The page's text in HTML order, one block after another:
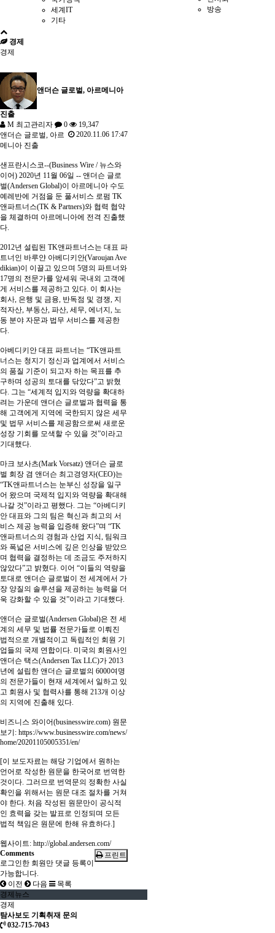
세계IT
기타
방송
경제
경제
앤더슨 글로벌, 아르메니아
진출
M 최고관리자 0
19,347
2020.11.06 17:47
앤더슨 글로벌, 아르
메니아 진출
샌프란시스코--(Business Wire / 뉴스와
이어) 2020년 11월 06일 -- 앤더슨 글로
벌(Andersen Global)이 아르메니아 수도
예레반에 거점을 둔 풀서비스 로펌 TK
앤파트너스(TK & Partners)와 협력 협약
을 체결하며 아르메니아에 전격 진출했
다.
2012년 설립된 TK앤파트너스는 대표 파
트너인 바루얀 아베디키안(Varoujan Ave
dikian)이 이끌고 있으며 5명의 파트너와
17명의 전문가를 앞세워 국내외 고객에
게 서비스를 제공하고 있다. 이 회사는
회사, 은행 및 금융, 반독점 및 경쟁, 지
적자산, 부동산, 파산, 세무, 에너지, 노
동 분야 자문과 법무 서비스를 제공한
다.
아베디키안 대표 파트너는 “TK앤파트
너스는 청지기 정신과 업계에서 서비스
의 품질 기준이 되고자 하는 목표를 추
구하며 성공의 토대를 닦았다”고 밝혔
다. 그는 “세계적 입지와 역량을 확대하
려는 가운데 앤더슨 글로벌과 협력을 통
해 고객에게 지역에 국한되지 않은 세무
및 법무 서비스를 제공함으로써 새로운
성장 기회를 모색할 수 있을 것”이라고
기대했다.
마크 보사츠(Mark Vorsatz) 앤더슨 글로
벌 회장 겸 앤더슨 최고경영자(CEO)는
“TK앤파트너스는 눈부신 성장을 일구
어 왔으며 국제적 입지와 역량을 확대해
나갈 것”이라고 평했다. 그는 “아베디키
안 대표와 그의 팀은 혁신과 최고의 서
비스 제공 능력을 입증해 왔다”며 “TK
앤파트너스의 경험과 산업 지식, 팀워크
와 폭넓은 서비스에 깊은 인상을 받았으
며 협력을 결정하는 데 조금도 주저하지
않았다”고 밝혔다. 이어 “이들의 역량을
토대로 앤더슨 글로벌이 전 세계에서 가
장 양질의 솔루션을 제공하는 능력을 더
욱 강화할 수 있을 것”이라고 기대했다.
앤더슨 글로벌(Andersen Global)은 전 세
계의 세무 및 법률 전문가들로 이뤄진
법적으로 개별적이고 독립적인 회원 기
업들의 국제 연합이다. 미국의 회원사인
앤더슨 택스(Andersen Tax LLC)가 2013
년에 설립한 앤더슨 글로벌의 6000여명
의 전문가들이 현재 세계에서 일하고 있
고 회원사 및 협력사를 통해 213개 이상
의 지역에 진출해 있다.
비즈니스 와이어(businesswire.com) 원문
보기: https://www.businesswire.com/news/
home/20201105005351/en/
[이 보도자료는 해당 기업에서 원하는
언어로 작성한 원문을 한국어로 번역한
것이다. 그러므로 번역문의 정확한 사실
확인을 위해서는 원문 대조 절차를 거쳐
야 한다. 처음 작성된 원문만이 공식적
인 효력을 갖는 발표로 인정되며 모든
법적 책임은 원문에 한해 유효하다.]
웹사이트: http://global.andersen.com/
프린트
Comments
로그인한 회원만 댓글 등록이
가능합니다.
이전
다음
목록
경제뉴스
경제
탐사보도 기획취재 문의
032-715-7043